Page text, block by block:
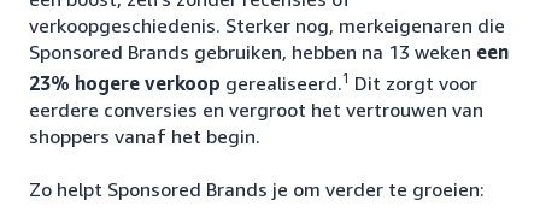
verkoopgeschiedenis. Sterker nog, merkeigenaren die
Sponsored Brands gebruiken, hebben na 13 weken een
23% hogere verkoop gerealiseerd.1 Dit zorgt voor
eerdere conversies en vergroot het vertrouwen van
shoppers vanaf het begin.
Zo helpt Sponsored Brands je om verder te groeien: